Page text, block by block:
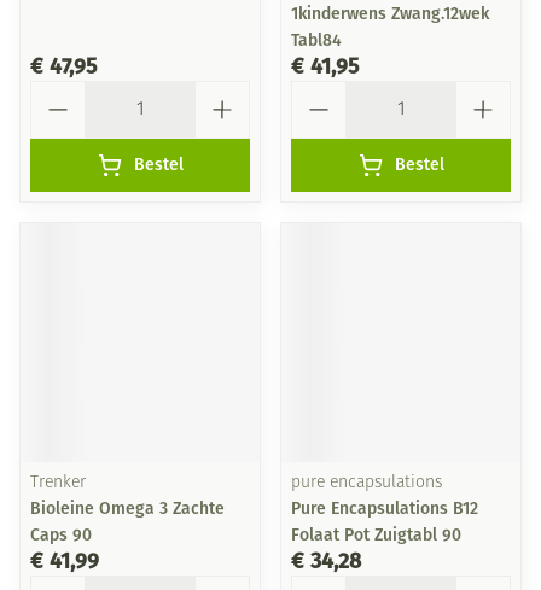
€ 47,95
Bestel
1kinderwens Zwang.12wek
Tabl84
€ 41,95
Bestel
Trenker
Bioleine Omega 3 Zachte
Caps 90
€ 41,99
pure encapsulations
Pure Encapsulations B12
Folaat Pot Zuigtabl 90
€ 34,28